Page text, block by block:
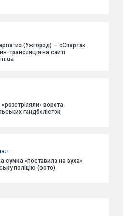
(Ужгород) — «Спартак
трансляція на сайті
ворота
гандболісток
сумка «поставила на вуха»
поліцію (фото)